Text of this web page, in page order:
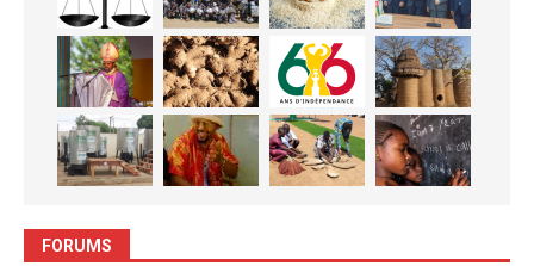
FORUMS